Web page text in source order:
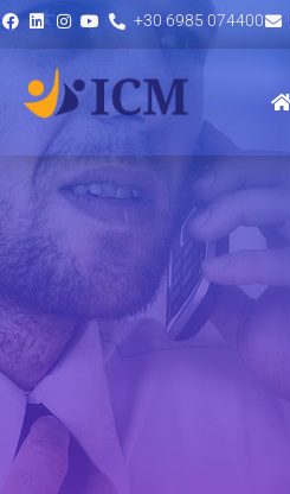
+30 6985 074400